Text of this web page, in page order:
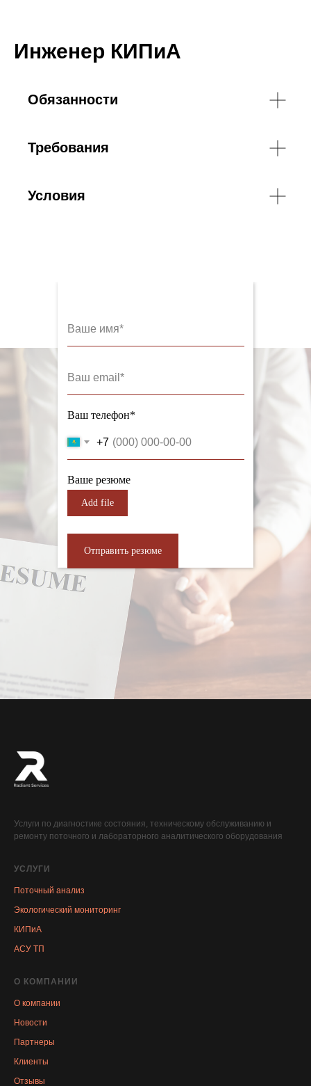
Инженер КИПиА
Обязанности
Требования
Условия
Ваш телефон*
+7
Ваше резюме
Add file
Отправить резюме
Услуги по диагностике состояния, техническому обслуживанию и
ремонту поточного и лабораторного аналитического оборудования
УСЛУГИ
Поточный анализ
Экологический мониторинг
КИПиА
АСУ ТП
О КОМПАНИИ
О компании
Новости
Партнеры
Клиенты
Отзывы